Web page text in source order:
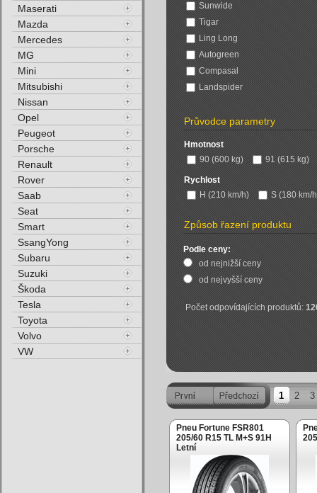
Sunwide
Tigar
Ling Long
Autogreen
Compasal
Landspider
Průvodce parametry
Hmotnost
90 (600 kg)
91 (615 kg)
Rychlost
H (210 km/h)
S (180 km/
Způsob řazení produktu
Podle ceny:
od nejnižší ceny
od nejvyšší ceny
Počet odpovídajících produktů:
1 2 3
Pneu Fortune FSR801
205/60 R15 TL M+S 91H
Letní
Maserati
Mazda
Mercedes
MG
Mini
Mitsubishi
Nissan
Opel
Peugeot
Porsche
Renault
Rover
Saab
Seat
Smart
SsangYong
Subaru
Suzuki
Škoda
Tesla
Toyota
Volvo
VW